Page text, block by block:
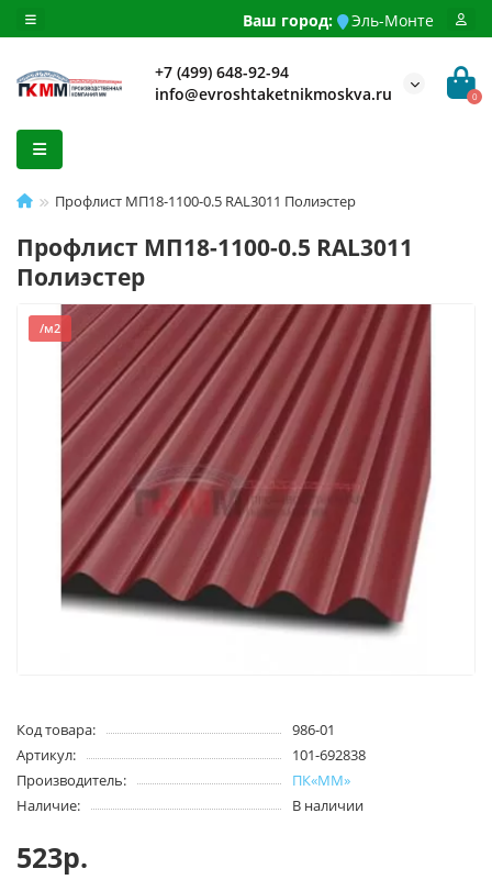
Ваш город: Эль-Монте
+7 (499) 648-92-94
info@evroshtaketnikmoskva.ru
0
Профлист МП18-1100-0.5 RAL3011 Полиэстер
Профлист МП18-1100-0.5 RAL3011
Полиэстер
/м2
Код товара:
986-01
Артикул:
101-692838
Производитель:
ПК«ММ»
Наличие:
В наличии
523р.